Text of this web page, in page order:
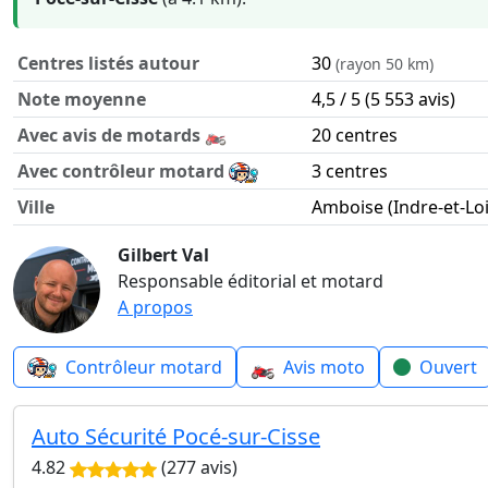
Centres listés autour 30 (rayon 50 km)
Note moyenne
4,5 / 5 (5 553 avis)
Avec avis de motards 🏍️
20 centres
Avec contrôleur motard
3 centres
Ville
Amboise (Indre-et-
Gilbert Val
Responsable éditorial et motard
A propos
Contrôleur motard 🏍️ Avis moto Ouvert
Auto Sécurité Pocé-sur-Cisse
4.82 (277 avis)